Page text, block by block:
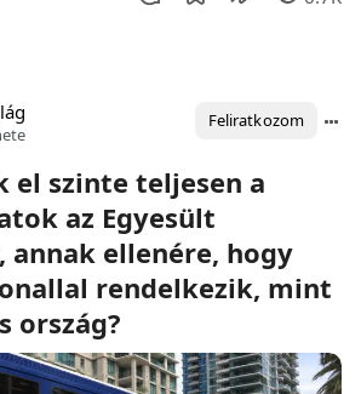
Feliratkozom
szinte teljesen a
az Egyesült
annak ellenére, hogy
rendelkezik, mint
ország?